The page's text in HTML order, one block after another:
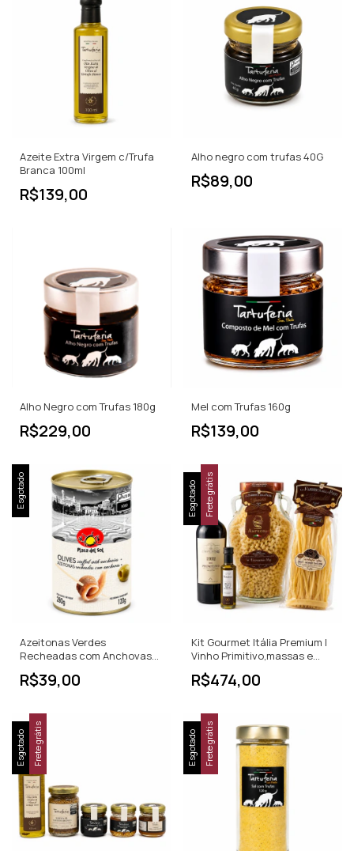
Azeite Extra Virgem c/Trufa
Branca 100ml
R$139,00
Alho negro com trufas 40G
R$89,00
Alho Negro com Trufas 180g
R$229,00
Mel com Trufas 160g
R$139,00
Esgotado
Azeitonas Verdes
Recheadas com Anchovas
Plaza del Sol 280g
R$39,00
Esgotado Frete grátis
Kit Gourmet Itália Premium |
Vinho Primitivo,massas e
Trufas
R$474,00
Esgotado Frete grátis Esgotado Frete grátis